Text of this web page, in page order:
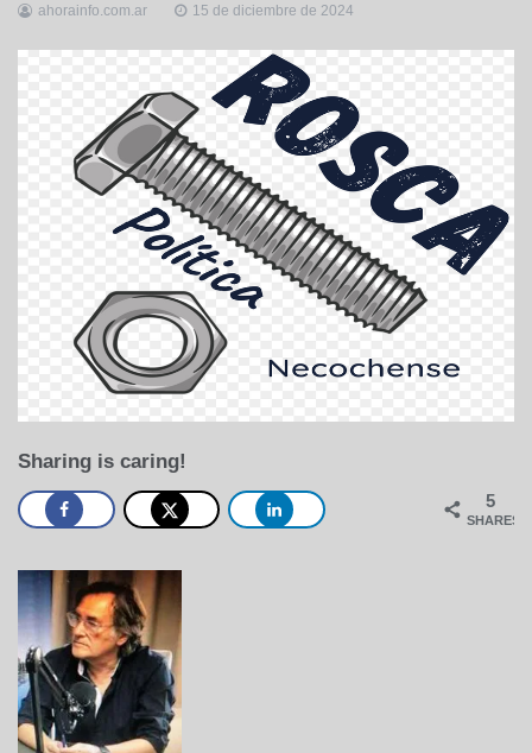
ahorainfo.com.ar 15 de diciembre de 2024
Sharing is caring!
5
SHARES